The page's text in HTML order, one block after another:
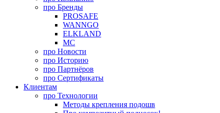
про Бренды
PROSAFE
WANNGO
ELKLAND
MC
про Новости
про Историю
про Партнёров
про Сертификаты
Клиентам
про Технологии
Методы крепления подошв